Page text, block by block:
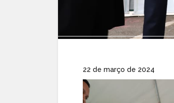
22 de março de 2024